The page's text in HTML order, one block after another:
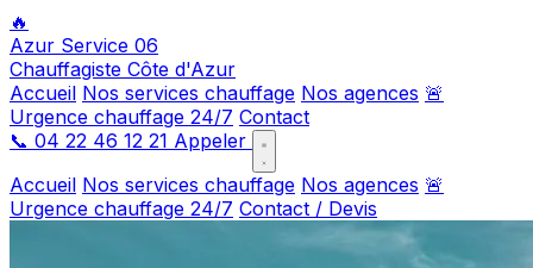
🔥
Azur Service 06
Chauffagiste Côte d'Azur
Accueil Nos services chauffage Nos agences 🚨
Urgence chauffage 24/7 Contact
📞 04 22 46 12 21 Appeler
Accueil Nos services chauffage Nos agences 🚨
Urgence chauffage 24/7 Contact / Devis